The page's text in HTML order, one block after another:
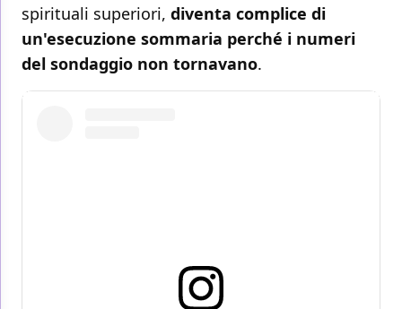
spirituali superiori, diventa complice di
un'esecuzione sommaria perché i numeri
del sondaggio non tornavano.